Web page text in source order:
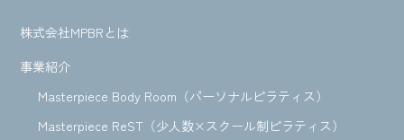
株式会社MPBRとは
事業紹介
Masterpiece Body Room（パーソナルピラティス）
Masterpiece ReST（少人数×スクール制ピラティス）